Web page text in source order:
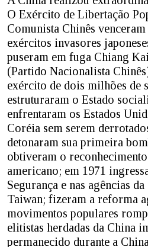
O Exército de Libertação
Comunista Chinês
exércitos invasores
puseram em fuga Chiang
(Partido Nacionalista
exército de dois milhões de
estruturaram o Estado
enfrentaram os Estados
Coréia sem serem
detonaram sua primeira
obtiveram o
americano; em 1971
Segurança e nas agências
Taiwan; fizeram a reforma
movimentos populares
elitistas herdadas da China
permanecido durante a